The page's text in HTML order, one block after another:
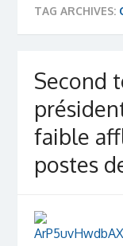
TAG ARCHIVES:
Second
faible
postes